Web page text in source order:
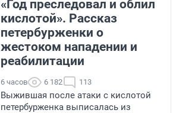
«Год преследовал и облил
кислотой». Рассказ
петербурженки о
жестоком нападении и
реабилитации
6 часов 6 182 113
Выжившая после атаки с кислотой
петербурженка выписалась из